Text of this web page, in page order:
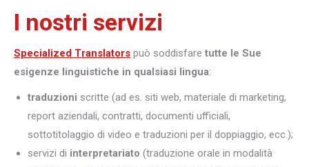
I nostri servizi
Specialized Translators può soddisfare tutte le Sue
esigenze linguistiche in qualsiasi lingua:
traduzioni scritte (ad es. siti web, materiale di marketing,
report aziendali, contratti, documenti ufficiali,
sottotitolaggio di video e traduzioni per il doppiaggio, ecc.);
servizi di interpretariato (traduzione orale in modalità